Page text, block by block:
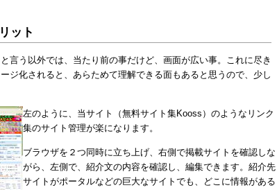
ット
言う以外では、当たり前の事だけど、画面が広い事。これに尽き
ジ化されると、あらためて理解できる面もあると思うので、少し
左のように、当サイト（無料サイト集Kooss）のようなリンク
集のサイト管理が楽になります。
ブラウザを２つ同時に立ち上げ、右側で掲載サイトを確認しな
がら、左側で、紹介文の内容を確認し、編集できます。紹介先
サイトがポータルなどの巨大なサイトでも、どこに情報がある